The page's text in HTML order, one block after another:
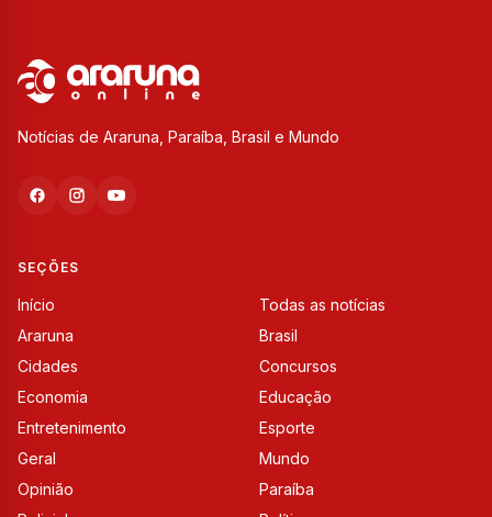
Notícias de Araruna, Paraíba, Brasil e Mundo
SEÇÕES
Início
Todas as notícias
Araruna
Brasil
Cidades
Concursos
Economia
Educação
Entretenimento
Esporte
Geral
Mundo
Opinião
Paraíba